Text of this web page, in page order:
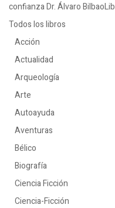
confianza Dr. Álvaro
Todos los libros
Acción
Actualidad
Arqueología
Arte
Autoayuda
Aventuras
Bélico
Biografía
Ciencia Ficción
Ciencia-Ficción